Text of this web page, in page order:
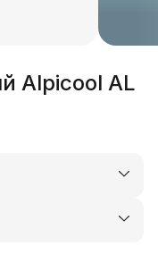
Alpicool AL